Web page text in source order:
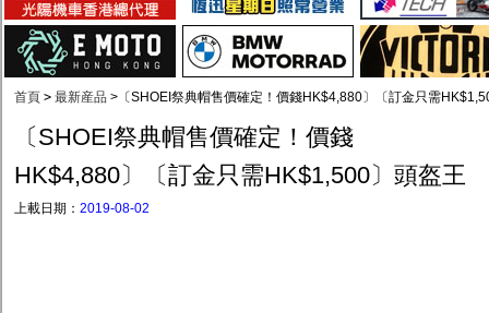
首頁 > 最新産品 > 〔SHOEI祭典帽售價確定！價錢HK$4,880〕〔訂金只需
〔SHOEI祭典帽售價確定！價錢
HK$4,880〕〔訂金只需HK$1,500〕頭盔王
上載日期： 2019-08-02